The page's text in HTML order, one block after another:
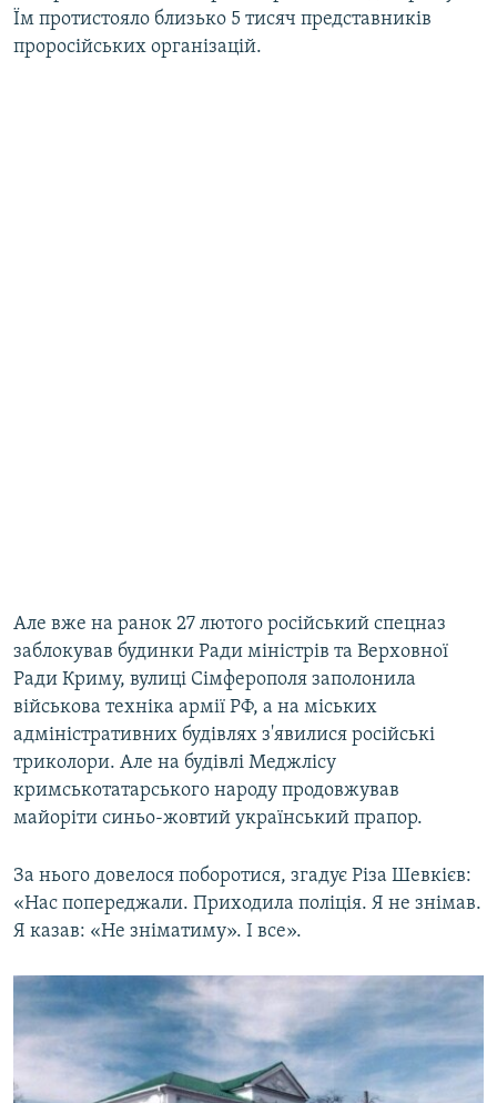
Їм протистояло близько 5 тисяч представників
проросійських організацій.
Але вже на ранок 27 лютого російський спецназ
заблокував будинки Ради міністрів та Верховної
Ради Криму, вулиці Сімферополя заполонила
військова техніка армії РФ, а на міських
адміністративних будівлях з'явилися російські
триколори. Але на будівлі Меджлісу
кримськотатарського народу продовжував
майоріти синьо-жовтий український прапор.
За нього довелося поборотися, згадує Різа Шевкієв:
«Нас попереджали. Приходила поліція. Я не знімав.
Я казав: «Не зніматиму». І все».